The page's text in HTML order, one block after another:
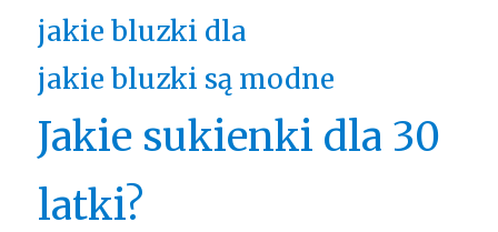
jakie bluzki dla
jakie bluzki są modne
Jakie sukienki dla 30
latki?